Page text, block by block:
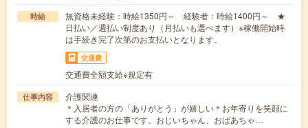
時給
無資格未経験：時給1350円～ 経験者：時給1400円～ ★
日払い／週払い制度あり（月払いも選べます）※稼働開始時
は手続き完了次第のお支払いとなります。
交通費
交通費全額支給※規定有
仕事内容
介護関連
＊入居者の方の「ありがとう」が嬉しい＊お年寄りを笑顔に
する介護のお仕事です。おじいちゃん、おばあちゃ…